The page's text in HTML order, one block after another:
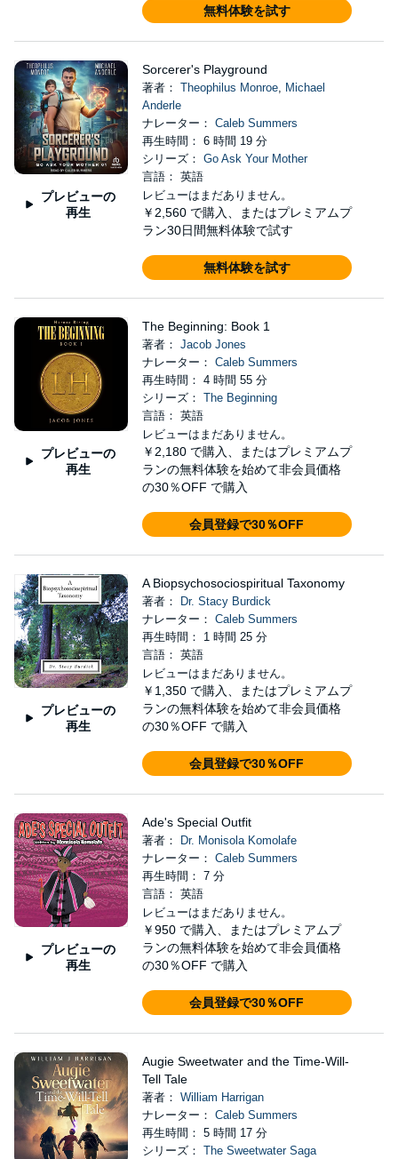
無料体験を試す
プレビューの
再生
Sorcerer's Playground
著者： Theophilus Monroe, Michael
Anderle
ナレーター： Caleb Summers
再生時間： 6 時間 19 分
シリーズ： Go Ask Your Mother
言語： 英語
レビューはまだありません。
￥2,560 で購入、またはプレミアムプ
ラン30日間無料体験で試す
無料体験を試す
プレビューの
再生
The Beginning: Book 1
著者： Jacob Jones
ナレーター： Caleb Summers
再生時間： 4 時間 55 分
シリーズ： The Beginning
言語： 英語
レビューはまだありません。
￥2,180 で購入、またはプレミアムプ
ランの無料体験を始めて非会員価格
の30％OFF で購入
会員登録で30％OFF
プレビューの
再生
A Biopsychosociospiritual Taxonomy
著者：
Dr. Stacy Burdick
ナレーター： Caleb Summers
再生時間： 1 時間 25 分
言語： 英語
レビューはまだありません。
￥1,350 で購入、またはプレミアムプ
ランの無料体験を始めて非会員価格
の30％OFF で購入
会員登録で30％OFF
プレビューの
再生
Ade's Special Outfit
著者：
Dr. Monisola Komolafe
ナレーター： Caleb Summers
再生時間： 7 分
言語： 英語
レビューはまだありません。
￥950 で購入、またはプレミアムプ
ランの無料体験を始めて非会員価格
の30％OFF で購入
会員登録で30％OFF
Augie Sweetwater and the Time-Will-
Tell Tale
著者： William Harrigan
ナレーター： Caleb Summers
再生時間： 5 時間 17 分
シリーズ： The Sweetwater Saga